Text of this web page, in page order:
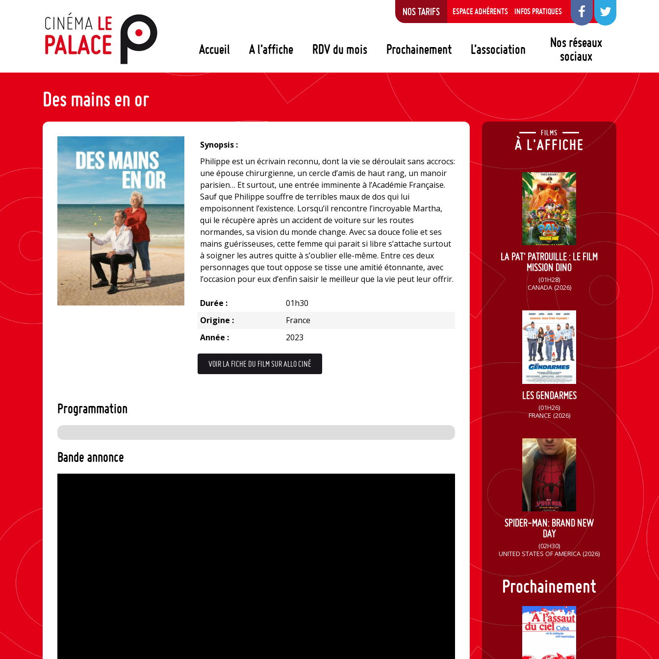
Accueil A l’affiche RDV du mois Prochainement L’association
Nos réseaux
sociaux
NOS TARIFS ESPACE ADHÉRENTS INFOS PRATIQUES
Des mains en or
Synopsis :
Philippe est un écrivain reconnu, dont la vie se déroulait sans accrocs:
une épouse chirurgienne, un cercle d’amis de haut rang, un manoir
parisien… Et surtout, une entrée imminente à l’Académie Française.
Sauf que Philippe souffre de terribles maux de dos qui lui
empoisonnent l’existence. Lorsqu’il rencontre l’incroyable Martha,
qui le récupère après un accident de voiture sur les routes
normandes, sa vision du monde change. Avec sa douce folie et ses
mains guérisseuses, cette femme qui parait si libre s’attache surtout
à soigner les autres quitte à s’oublier elle-même. Entre ces deux
personnages que tout oppose se tisse une amitié étonnante, avec
l’occasion pour eux d’enfin saisir le meilleur que la vie peut leur offrir.
Durée :
01h30
Origine :
France
Année :
2023
VOIR LA FICHE DU FILM SUR ALLO CINÉ
Programmation
Bande annonce
FILMS
À L'AFFICHE
LA PAT’ PATROUILLE : LE FILM
MISSION DINO
(01H28)
CANADA (2026)
LES GENDARMES
(01H26)
FRANCE (2026)
SPIDER-MAN: BRAND NEW
DAY
(02H30)
UNITED STATES OF AMERICA (2026)
Prochainement